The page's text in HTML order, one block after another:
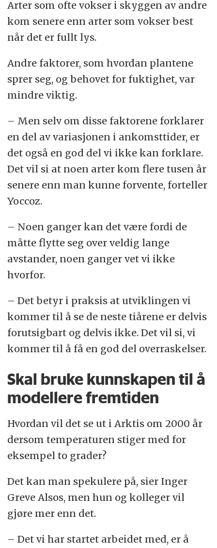
Arter som ofte vokser i skyggen av andre
kom senere enn arter som vokser best
når det er fullt lys.
Andre faktorer, som hvordan plantene
sprer seg, og behovet for fuktighet, var
mindre viktig.
– Men selv om disse faktorene forklarer
en del av variasjonen i ankomsttider, er
det også en god del vi ikke kan forklare.
Det vil si at noen arter kom flere tusen år
senere enn man kunne forvente, forteller
Yoccoz.
– Noen ganger kan det være fordi de
måtte flytte seg over veldig lange
avstander, noen ganger vet vi ikke
hvorfor.
– Det betyr i praksis at utviklingen vi
kommer til å se de neste tiårene er delvis
forutsigbart og delvis ikke. Det vil si, vi
kommer til å få en god del overraskelser.
Skal bruke kunnskapen til å
modellere fremtiden
Hvordan vil det se ut i Arktis om 2000 år
dersom temperaturen stiger med for
eksempel to grader?
Det kan man spekulere på, sier Inger
Greve Alsos, men hun og kolleger vil
gjøre mer enn det.
– Det vi har startet arbeidet med, er å